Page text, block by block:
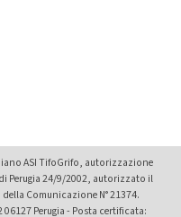
ASI TifoGrifo, autorizzazione
Perugia 24/9/2002, autorizzato il
Comunicazione N° 21374.
06127 Perugia - Posta certificata: